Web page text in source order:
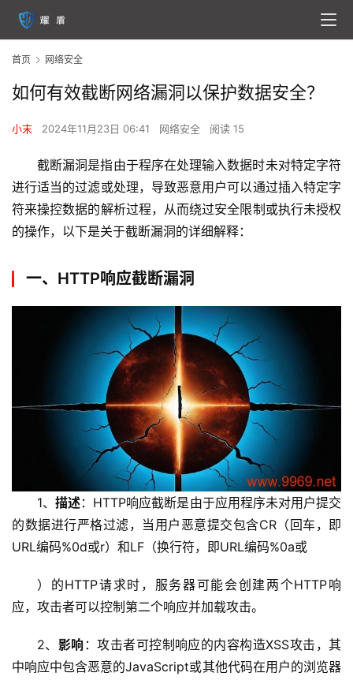
首页 网络安全
如何有效截断网络漏洞以保护数据安全？
小末 2024年11月23日 06:41 网络安全 阅读 15
截断漏洞是指由于程序在处理输入数据时未对特定字符
进行适当的过滤或处理，导致恶意用户可以通过插入特定字
符来操控数据的解析过程，从而绕过安全限制或执行未授权
的操作，以下是关于截断漏洞的详细解释：
一、HTTP响应截断漏洞
1、描述：HTTP响应截断是由于应用程序未对用户提交
的数据进行严格过滤，当用户恶意提交包含CR（回车，即
URL编码%0d或r）和LF（换行符，即URL编码%0a或
）的HTTP请求时，服务器可能会创建两个HTTP响
应，攻击者可以控制第二个响应并加载攻击。
2、 影响 ：攻击者可控制响应的内容构造XSS攻击，其
中响应中包含恶意的JavaScript或其他代码在用户的浏览器